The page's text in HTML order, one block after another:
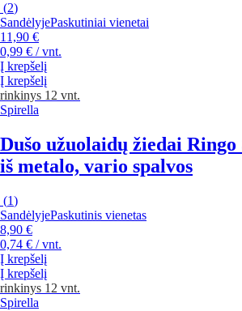
(2)
SandėlyjePaskutiniai vienetai
11,90 €
0,99 € / vnt.
Į krepšelį
Į krepšelį
rinkinys 12 vnt.
Spirella
Dušo užuolaidų žiedai Ringo
iš metalo, vario spalvos
(1)
SandėlyjePaskutinis vienetas
8,90 €
0,74 € / vnt.
Į krepšelį
Į krepšelį
rinkinys 12 vnt.
Spirella